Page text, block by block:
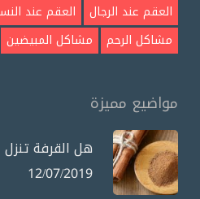
العقم عند الرجال
العقم عند
مشاكل الرحم
مشاكل المبيضين
مواضيع مميزة
هل القرفة تنزل
12/07/2019